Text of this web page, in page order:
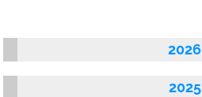
2026
2025